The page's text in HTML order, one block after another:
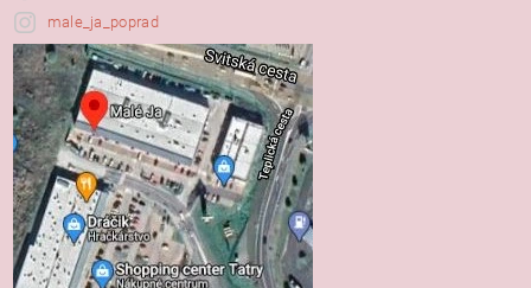
male_ja_poprad